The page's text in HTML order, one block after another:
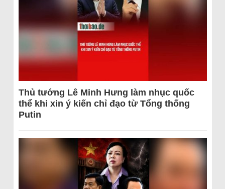
Thủ tướng Lê Minh Hưng làm nhục quốc
thể khi xin ý kiến chỉ đạo từ Tổng thống
Putin